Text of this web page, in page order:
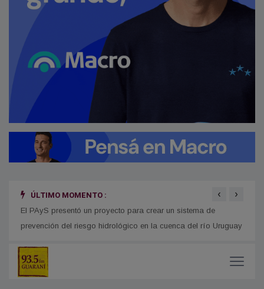
ÚLTIMO MOMENTO :
El PAyS presentó un proyecto para crear un sistema de
prevención del riesgo hidrológico en la cuenca del río Uruguay
‹ ›